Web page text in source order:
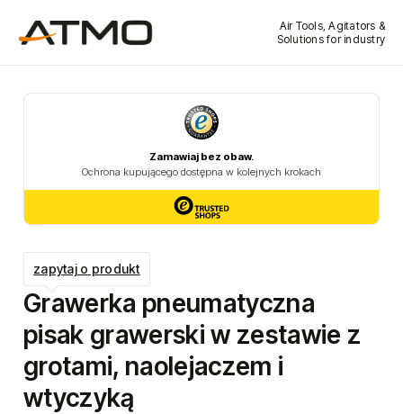
Air Tools, Agitators &
Solutions for industry
Grawerka pneumatyczna
pisak grawerski w zestawie z
grotami, naolejaczem i
wtyczyką
zapytaj o produkt